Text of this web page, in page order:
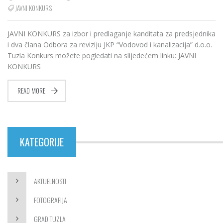
JAVNI KONKURS
JAVNI KONKURS za izbor i predlaganje kanditata za predsjednika
i dva člana Odbora za reviziju JKP “Vodovod i kanalizacija” d.o.o.
Tuzla Konkurs možete pogledati na slijedećem linku: JAVNI
KONKURS
READ MORE
KATEGORIJE
AKTUELNOSTI
FOTOGRAFIJA
GRAD TUZLA